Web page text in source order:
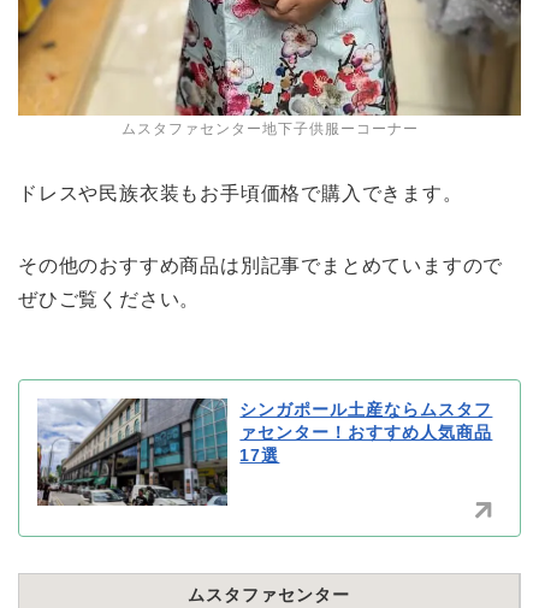
ムスタファセンター地下子供服ーコーナー
ドレスや民族衣装もお手頃価格で購入できます。
その他のおすすめ商品は別記事でまとめていますので
ぜひご覧ください。
シンガポール土産ならムスタフ
ァセンター！おすすめ人気商品
17選
ムスタファセンター